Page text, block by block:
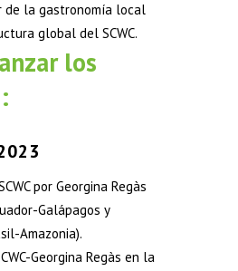
de la gastronomía local
global del SCWC.
los
por Georgina Regàs
Galápagos y
Amazonia).
Georgina Regàs en la